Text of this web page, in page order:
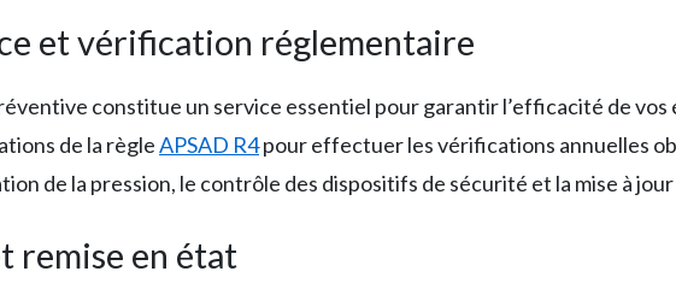
et vérification réglementaire
constitue un service essentiel pour garantir l’efficacité de
de la règleAPSAD R4pour effectuer les vérifications annuelles
de la pression, le contrôle des dispositifs de sécurité et la mise à
remise en état